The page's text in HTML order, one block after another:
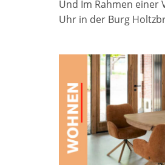
Und Im Rahmen einer
Uhr in der Burg